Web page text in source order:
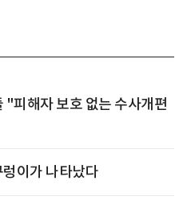
"피해자 보호 없는 수사개편
이가 나타났다